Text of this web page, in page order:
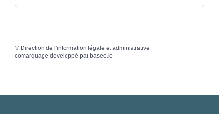
© Direction de l'information légale et administrative
comarquage developpé par baseo.io